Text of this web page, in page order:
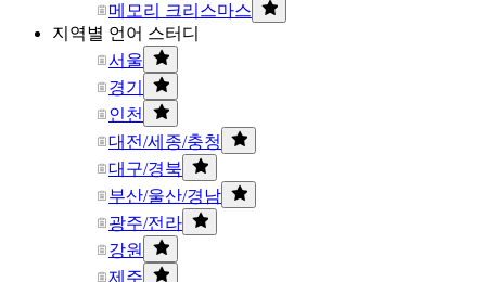
메모리 크리스마스
지역별 언어 스터디
서울
경기
인천
대전/세종/충청
대구/경북
부산/울산/경남
광주/전라
강원
제주